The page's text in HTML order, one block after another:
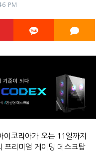
PM
코리아가 오는 11일까지
프리미엄 게이밍 데스크탑